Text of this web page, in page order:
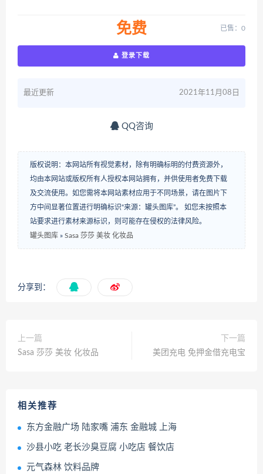
免费 已售：0
登录下载
最近更新 2021年11月08日
QQ咨询
版权说明：本网站所有视觉素材，除有明确标明的付费资源外，
均由本网站或版权所有人授权本网站拥有，并供使用者免费下载
及交流使用。如您需将本网站素材应用于不同场景，请在图片下
方中间显著位置进行明确标识“来源：罐头图库”。 如您未按照本
站要求进行素材来源标识，则可能存在侵权的法律风险。
罐头图库 » Sasa 莎莎 美妆 化妆品
分享到：
上一篇
Sasa 莎莎 美妆 化妆品
下一篇
美团充电 免押金借充电宝
相关推荐
东方金融广场 陆家嘴 浦东 金融城 上海
沙县小吃 老长沙臭豆腐 小吃店 餐饮店
元气森林 饮料品牌